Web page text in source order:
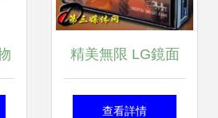
精美無限 LG鏡面
設(shè)計MP3產
查看詳情